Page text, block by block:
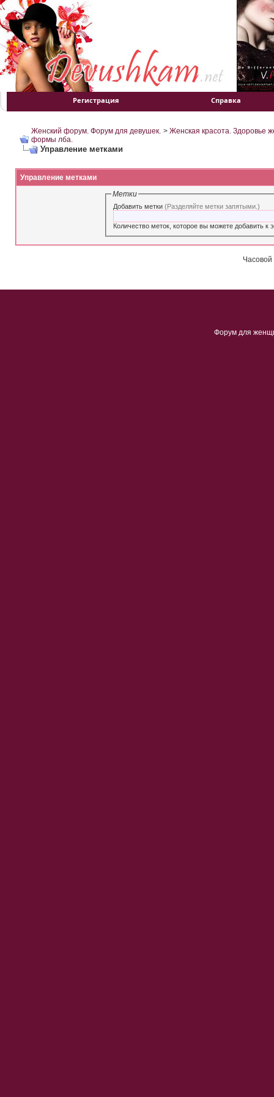
Регистрация Справка
Женский форум. Форум для девушек. > Женская красота. Здоровье
формы лба.
Управление метками
Управление метками
Метки
Добавить метки(Разделяйте метки запятыми.)
Форум для